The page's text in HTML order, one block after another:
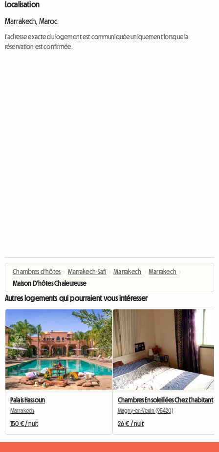
Localisation
Marrakech, Maroc
L'adresse exacte du logement est communiquée uniquement lorsque la
réservation est confirmée.
Chambres d'hôtes › Marrakech-Safi › Marrakech › Marrakech ›
Maison D'hôtes Chaleureuse
Autres logements qui pourraient vous intéresser
Palais Hassoun
Marrakech
150 € / nuit
Chambres Ensoleillées Chez L'habitant
Magny-en-Vexin (95420)
26 € / nuit